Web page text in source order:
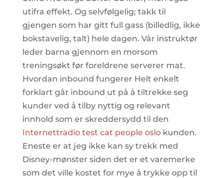
utifra effekt. Og selvfølgelig; takk til
gjengen som har gitt full gass (billedlig, ikke
bokstavelig, talt) hele dagen. Vår instruktør
leder barna gjennom en morsom
treningsøkt før foreldrene serverer mat.
Hvordan inbound fungerer Helt enkelt
forklart går inbound ut på å tiltrekke seg
kunder ved å tilby nyttig og relevant
innhold som er skreddersydd til den
Internettradio test cat people oslokunden.
Eneste er at jeg ikke kan sy trekk med
Disney-mønster siden det er et varemerke
som det ville kostet for mye å trykke opp til